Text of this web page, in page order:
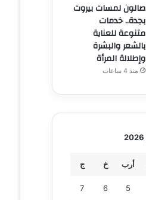
صالون لمسات بيروت
بجدة.. خدمات
متنوعة للعناية
بالشعر والبشرة
وإطلالة المرأة
منذ 4 ساعات
أرب خ ج
5
6
7